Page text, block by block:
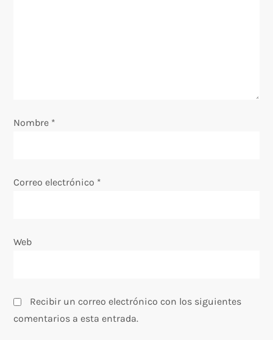
n
r
d
s
Nombre *
Correo electrónico *
Web
Recibir un correo electrónico con los siguientes
comentarios a esta entrada.